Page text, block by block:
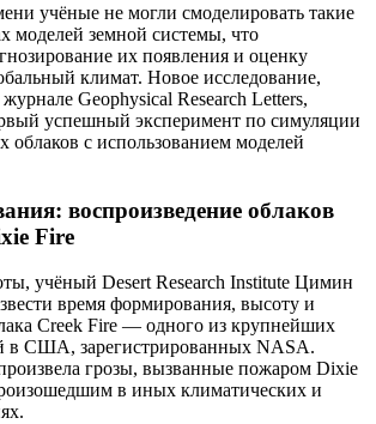
учёные не могли смоделировать такие
моделей земной системы, что
их появления и оценку
климат. Новое исследование,
Geophysical Research Letters,
успешный эксперимент по симуляции
облаков с использованием моделей
воспроизведение облаков
Fire
учёный Desert Research Institute Цимин
время формирования, высоту и
Creek Fire — одного из крупнейших
в США, зарегистрированных NASA.
грозы, вызванные пожаром Dixie
в иных климатических и